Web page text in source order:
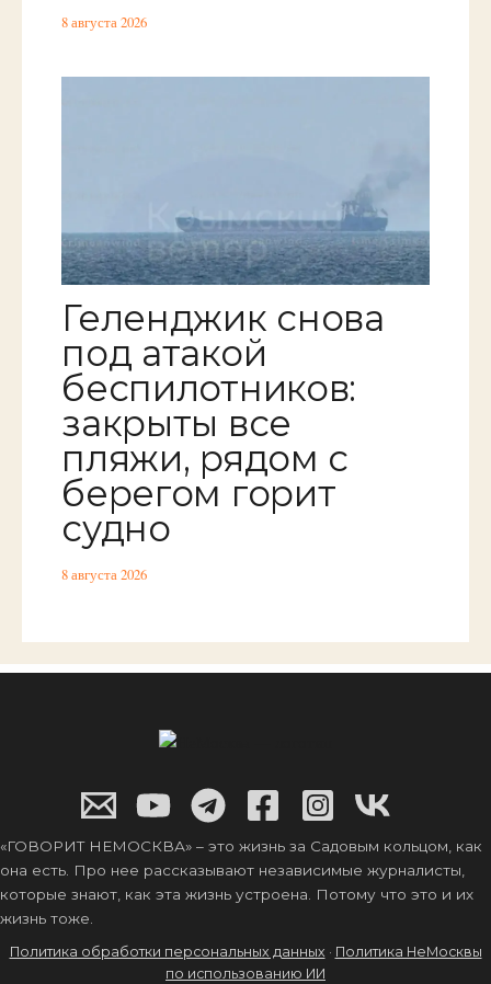
8 августа 2026
Геленджик снова
под атакой
беспилотников:
закрыты все
пляжи, рядом с
берегом горит
судно
8 августа 2026
«ГОВОРИТ НЕМОСКВА» – это жизнь за Садовым кольцом, как
она есть. Про нее рассказывают независимые журналисты,
которые знают, как эта жизнь устроена. Потому что это и их
жизнь тоже.
Политика обработки персональных данных · Политика НеМосквы
по использованию ИИ